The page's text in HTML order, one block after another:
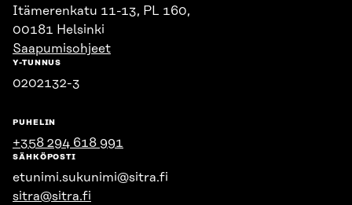
Itämerenkatu 11-13, PL 160,
00181 Helsinki
Saapumisohjeet
Y-TUNNUS
0202132-3
PUHELIN
+358 294 618 991
SÄHKÖPOSTI
etunimi.sukunimi@sitra.fi
sitra@sitra.fi